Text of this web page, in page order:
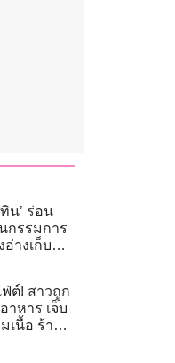
น’ ร่อน
กรรมการ
างเก็บน้ำ
ต์! สาวถูก
าหาร เจ็บ
เนื้อ ร้าน